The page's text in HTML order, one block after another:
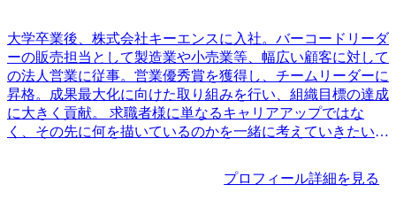
大学卒業後、株式会社キーエンスに入社。バーコードリーダ
ーの販売担当として製造業や小売業等、幅広い顧客に対して
の法人営業に従事。営業優秀賞を獲得し、チームリーダーに
昇格。成果最大化に向けた取り組みを行い、組織目標の達成
に大きく貢献。 求職者様に単なるキャリアアップではな
く、その先に何を描いているのかを一緒に考えていきたいと
プロフィール詳細を見る